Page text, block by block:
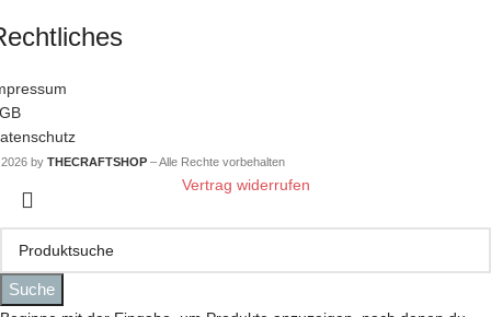
by THECRAFTSHOP – Alle Rechte vorbehalten
Suche
Vertrag widerrufen